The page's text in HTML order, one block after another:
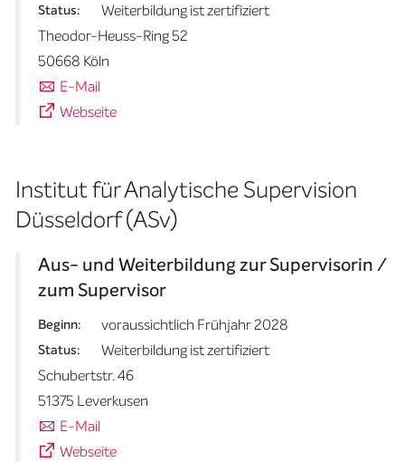
Status:
Weiterbildung ist zertifiziert
Theodor-Heuss-Ring 52
50668 Köln
E-Mail
Webseite
Institut für Analytische Supervision
Düsseldorf (ASv)
Aus- und Weiterbildung zur Supervisorin /
zum Supervisor
Beginn: voraussichtlich Frühjahr 2028
Status:
Weiterbildung ist zertifiziert
Schubertstr. 46
51375 Leverkusen
E-Mail
Webseite